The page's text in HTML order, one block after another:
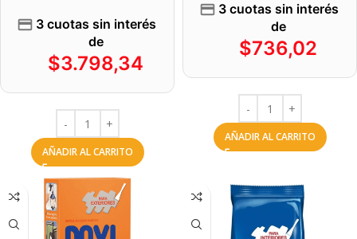
3 cuotas sin interés
de
$3.798,34
AÑADIR AL CARRITO
3 cuotas sin interés
de
$736,02
AÑADIR AL CARRITO